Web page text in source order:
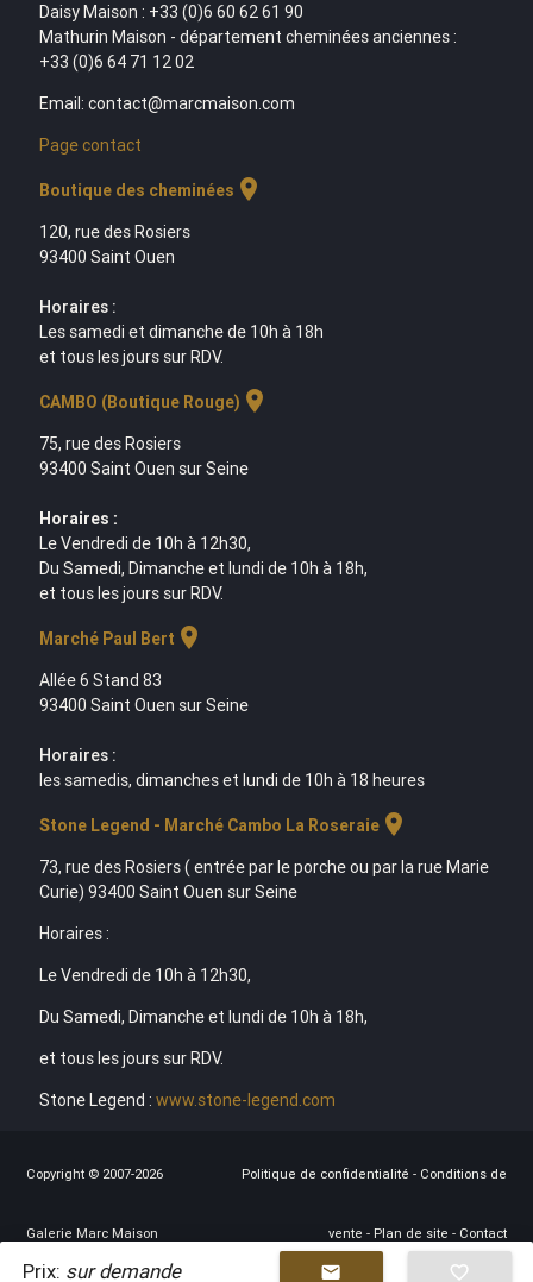
Prix: sur demande mail favorite_border
Daisy Maison : +33 (0)6 60 62 61 90
Mathurin Maison - département cheminées anciennes :
+33 (0)6 64 71 12 02
Email: contact@marcmaison.com
Page contact
Boutique des cheminées location_on
120, rue des Rosiers
93400 Saint Ouen
Horaires :
Les samedi et dimanche de 10h à 18h
et tous les jours sur RDV.
CAMBO (Boutique Rouge) location_on
75, rue des Rosiers
93400 Saint Ouen sur Seine
Horaires :
Le Vendredi de 10h à 12h30,
Du Samedi, Dimanche et lundi de 10h à 18h,
et tous les jours sur RDV.
Marché Paul Bert location_on
Allée 6 Stand 83
93400 Saint Ouen sur Seine
Horaires :
les samedis, dimanches et lundi de 10h à 18 heures
Stone Legend - Marché Cambo La Roseraielocation_on
73, rue des Rosiers ( entrée par le porche ou par la rue Marie
Curie) 93400 Saint Ouen sur Seine
Horaires :
Le Vendredi de 10h à 12h30,
Du Samedi, Dimanche et lundi de 10h à 18h,
et tous les jours sur RDV.
Stone Legend : www.stone-legend.com
Copyright © 2007-2026
Galerie Marc Maison
Politique de confidentialité - Conditions de
vente - Plan de site - Contact